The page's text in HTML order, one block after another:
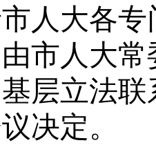
人大各
市人大
层立法
决定。